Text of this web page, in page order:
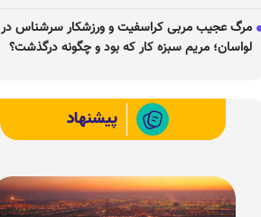
مرگ عجیب مربی کراسفیت و ورزشکار سرشناس در
لواسان؛ مریم سبزه کار که بود و چگونه درگذشت؟
پیشنهاد